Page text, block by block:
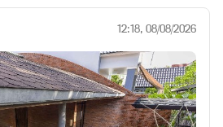
12:18, 08/08/2026